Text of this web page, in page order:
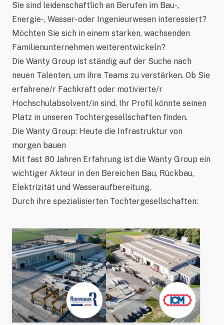
Sie sind leidenschaftlich an Berufen im Bau-,
Energie-, Wasser- oder Ingenieurwesen interessiert?
Möchten Sie sich in einem starken, wachsenden
Familienunternehmen weiterentwickeln?
Die Wanty Group ist ständig auf der Suche nach
neuen Talenten, um ihre Teams zu verstärken. Ob Sie
erfahrene/r Fachkraft oder motivierte/r
Hochschulabsolvent/in sind, Ihr Profil könnte seinen
Platz in unseren Tochtergesellschaften finden.
Die Wanty Group: Heute die Infrastruktur von
morgen bauen
Mit fast 80 Jahren Erfahrung ist die Wanty Group ein
wichtiger Akteur in den Bereichen Bau, Rückbau,
Elektrizität und Wasseraufbereitung.
Durch ihre spezialisierten Tochtergesellschaften: